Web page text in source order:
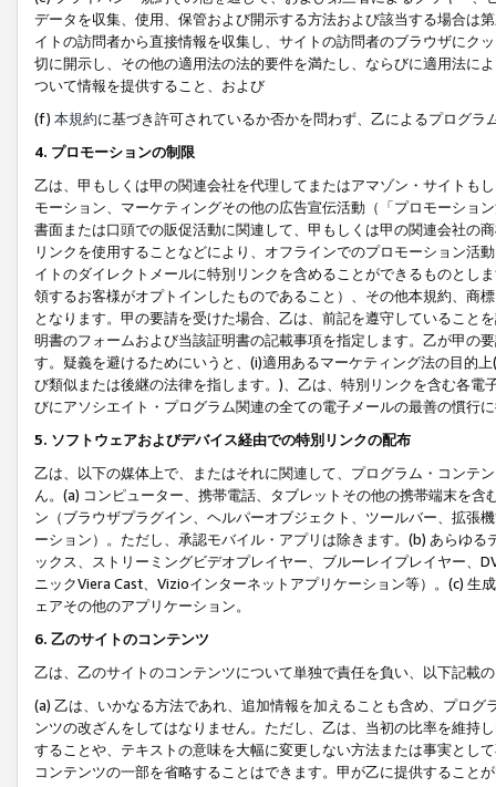
データを収集、使用、保管および開示する方法および該当する場合は
イトの訪問者から直接情報を収集し、サイトの訪問者のブラウザにク
切に開示し、その他の適用法の法的要件を満たし、ならびに適用法に
ついて情報を提供すること、および
(f) 本規約に基づき許可されているか否かを問わず、乙によるプログ
4. プロモーションの制限
乙は、甲もしくは甲の関連会社を代理してまたはアマゾン・サイトも
モーション、マーケティングその他の広告宣伝活動（「プロモーショ
書面または口頭での販促活動に関連して、甲もしくは甲の関連会社の
リンクを使用することなどにより、オフラインでのプロモーション活
イトのダイレクトメールに特別リンクを含めることができるものとし
領するお客様がオプトインしたものであること）、その他本規約、商
となります。甲の要請を受けた場合、乙は、前記を遵守していること
明書のフォームおよび当該証明書の記載事項を指定します。乙が甲の
す。疑義を避けるためにいうと、(i)適用あるマーケティング法の目的
び類似または後継の法律を指します。)、乙は、特別リンクを含む各
びにアソシエイト・プログラム関連の全ての電子メールの最善の慣行
5. ソフトウェアおよびデバイス経由での特別リンクの配布
乙は、以下の媒体上で、またはそれに関連して、プログラム・コンテ
ん。(a) コンピューター、携帯電話、タブレットその他の携帯端末を
ン（ブラウザプラグイン、ヘルパーオブジェクト、ツールバー、拡張
ーション）。ただし、承認モバイル・アプリは除きます。(b) あらゆ
ックス、ストリーミングビデオプレイヤー、ブルーレイプレイヤー、
ニックViera Cast、Vizioインターネットアプリケーション等）。(c)
ェアその他のアプリケーション。
6. 乙のサイトのコンテンツ
乙は、乙のサイトのコンテンツについて単独で責任を負い、以下記載
(a) 乙は、いかなる方法であれ、追加情報を加えることも含め、プロ
ンツの改ざんをしてはなりません。ただし、乙は、当初の比率を維持
することや、テキストの意味を大幅に変更しない方法または事実とし
コンテンツの一部を省略することはできます。甲が乙に提供すること